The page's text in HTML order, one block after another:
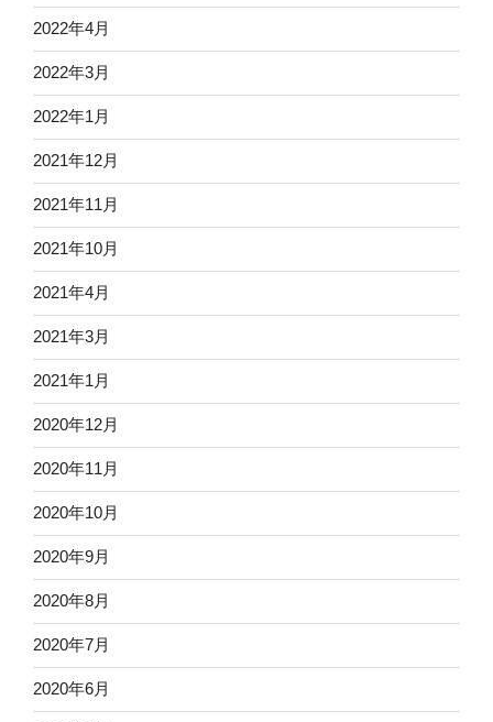
2022年4月
2022年3月
2022年1月
2021年12月
2021年11月
2021年10月
2021年4月
2021年3月
2021年1月
2020年12月
2020年11月
2020年10月
2020年9月
2020年8月
2020年7月
2020年6月